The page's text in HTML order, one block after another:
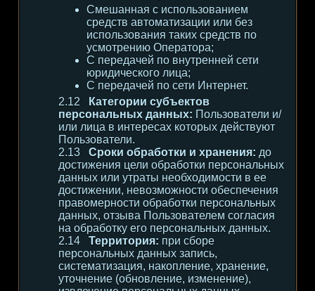
Смешанная с использованием
средств автоматизации или без
использования таких средств по
усмотрению Оператора;
С передачей по внутренней сети
юридического лица;
С передачей по сети Интернет.
Категории субъектов
персональных данных: Пользователи и/
или лица в интересах которых действуют
Пользователи.
Сроки обработки и хранения: до
достижения цели обработки персональных
данных или утраты необходимости в ее
достижении, невозможности обеспечения
правомерности обработки персональных
данных, отзыва Пользователем согласия
на обработку его персональных данных.
Территория: при сборе
персональных данных запись,
систематизация, накопление, хранение,
уточнение (обновление, изменение),